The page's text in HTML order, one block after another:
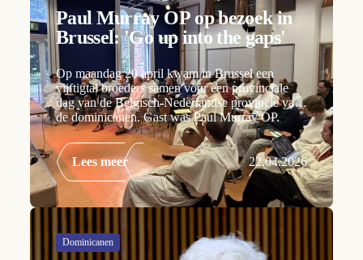
Paul Murray OP op bezoek in
Brussel: 'Go up into the gaps'
Op maandag 20 april kwam in Brussel een
vijftigtal broeders samen voor een provinciale
dag van de Belgisch-Nederlandse provincie van
de dominicanen. Gast was Paul Murray OP.
Lees meer 22.04.2026
Dominicanen